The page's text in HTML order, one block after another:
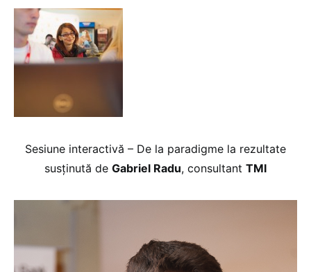
Sesiune interactivă – De la paradigme la rezultate
susținută de Gabriel Radu, consultant TMI